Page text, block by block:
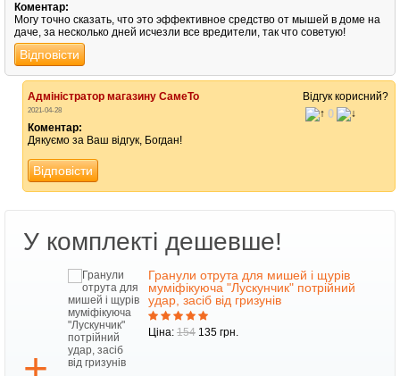
Коментар:
Могу точно сказать, что это эффективное средство от мышей в доме на
даче, за несколько дней исчезли все вредители, так что советую!
Відповісти
Адміністратор магазину СамеТо
2021-04-28
Відгук корисний?
0
Коментар:
Дякуємо за Ваш відгук, Богдан!
Відповісти
У комплекті дешевше!
Гранули отрута для мишей і щурів
муміфікуюча "Лускунчик" потрійний
удар, засіб від гризунів
Ціна: 154 135 грн.